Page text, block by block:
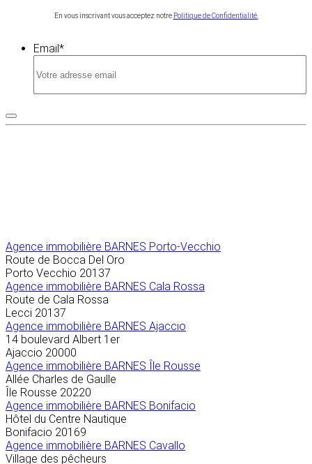
En vous inscrivant vous acceptez notre Politique de Confidentialité.
Email *
Agence immobilière BARNES Porto-Vecchio
Route de Bocca Del Oro
Porto Vecchio 20137
Agence immobilière BARNES Cala Rossa
Route de Cala Rossa
Lecci 20137
Agence immobilière BARNES Ajaccio
14 boulevard Albert 1er
Ajaccio 20000
Agence immobilière BARNES Île Rousse
Allée Charles de Gaulle
Île Rousse 20220
Agence immobilière BARNES Bonifacio
Hôtel du Centre Nautique
Bonifacio 20169
Agence immobilière BARNES Cavallo
Village des pêcheurs